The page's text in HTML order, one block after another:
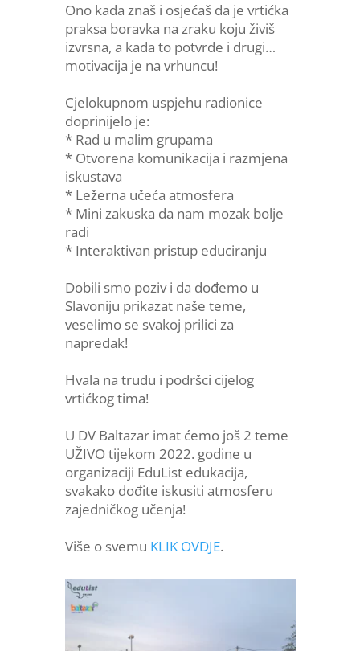
Ono kada znaš i osjećaš da je vrtićka
praksa boravka na zraku koju živiš
izvrsna, a kada to potvrde i drugi…
motivacija je na vrhuncu!
Cjelokupnom uspjehu radionice
doprinijelo je:
* Rad u malim grupama
* Otvorena komunikacija i razmjena
iskustava
* Ležerna učeća atmosfera
* Mini zakuska da nam mozak bolje
radi
* Interaktivan pristup educiranju
Dobili smo poziv i da dođemo u
Slavoniju prikazat naše teme,
veselimo se svakoj prilici za
napredak!
Hvala na trudu i podršci cijelog
vrtićkog tima!
U DV Baltazar imat ćemo još 2 teme
UŽIVO tijekom 2022. godine u
organizaciji EduList edukacija,
svakako dođite iskusiti atmosferu
zajedničkog učenja!
Više o svemu KLIK OVDJE.